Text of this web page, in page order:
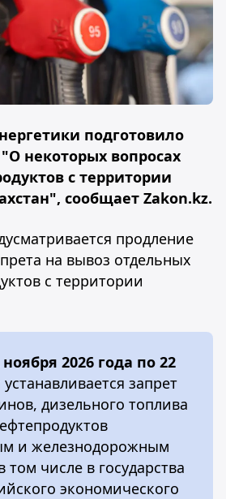
подготовило
некоторых вопросах
с территории
сообщает Zakon.kz.
продление
на вывоз отдельных
с территории
ноября 2026 года по 22
устанавливается запрет
дизельного топлива
и железнодорожным
том числе в государства
экономического